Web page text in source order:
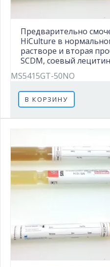
Предварительно
HiCulture в
растворе и вторая
SCDM, соевый
MS5415GT-50NO
В КОРЗИНУ